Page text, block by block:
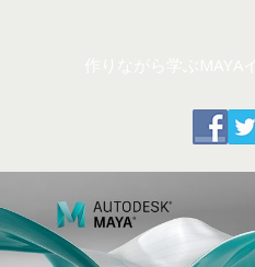
へ
ス
キ